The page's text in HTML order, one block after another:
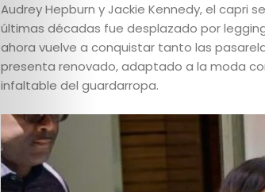
Audrey Hepburn y Jackie Kennedy, el capri
últimas décadas fue desplazado por
ahora vuelve a conquistar tanto las
presenta renovado, adaptado a la moda
infaltable del guardarropa.